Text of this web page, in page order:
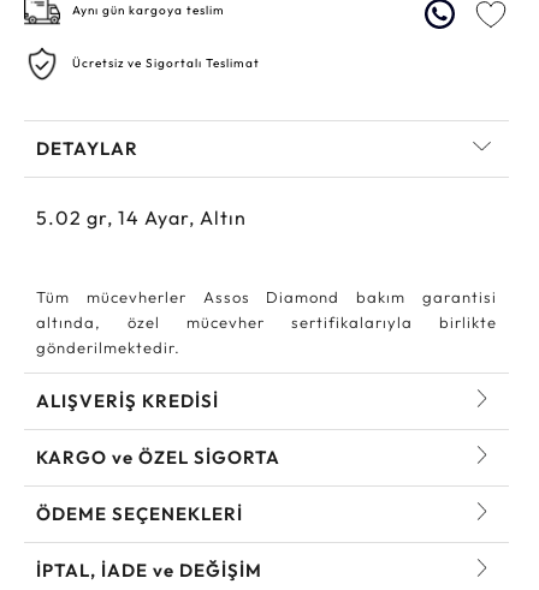
Aynı gün kargoya teslim
Ücretsiz ve Sigortalı Teslimat
DETAYLAR
5.02 gr, 14 Ayar, Altın
Tüm mücevherler Assos Diamond bakım garantisi
altında, özel mücevher sertifikalarıyla birlikte
gönderilmektedir.
ALIŞVERİŞ KREDİSİ
KARGO ve ÖZEL SİGORTA
ÖDEME SEÇENEKLERİ
İPTAL, İADE ve DEĞİŞİM